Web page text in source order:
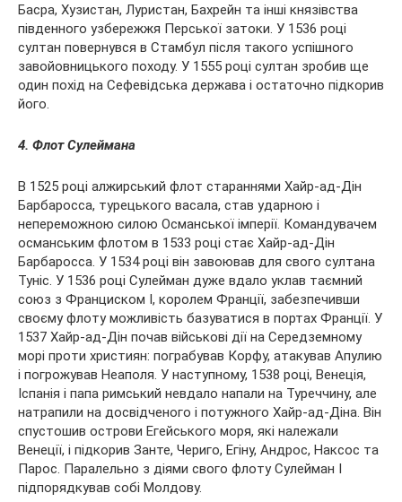
Басра, Хузистан, Луристан, Бахрейн та інші князівства
південного узбережжя Перської затоки. У 1536 році
султан повернувся в Стамбул після такого успішного
завойовницького походу. У 1555 році султан зробив ще
один похід на Сефевідська держава і остаточно підкорив
його.
4. Флот Сулеймана
В 1525 році алжирський флот стараннями Хайр-ад-Дін
Барбаросса, турецького васала, став ударною і
непереможною силою Османської імперії. Командувачем
османським флотом в 1533 році стає Хайр-ад-Дін
Барбаросса. У 1534 році він завоював для свого султана
Туніс. У 1536 році Сулейман дуже вдало уклав таємний
союз з Франциском I, королем Франції, забезпечивши
своєму флоту можливість базуватися в портах Франції. У
1537 Хайр-ад-Дін почав військові дії на Середземному
морі проти християн: пограбував Корфу, атакував Апулию
і погрожував Неаполя. У наступному, 1538 році, Венеція,
Іспанія і папа римський невдало напали на Туреччину, але
натрапили на досвідченого і потужного Хайр-ад-Діна. Він
спустошив острови Егейського моря, які належали
Венеції, і підкорив Занте, Чериго, Егіну, Андрос, Наксос та
Парос. Паралельно з діями свого флоту Сулейман I
підпорядкував собі Молдову.